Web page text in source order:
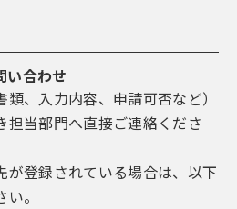
い合わせ
、入力内容、申請可否など）
担当部門へ直接ご連絡くださ
が登録されている場合は、以下
。